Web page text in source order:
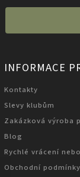
INFORMACE
Kontakty
Slevy klubům
Zakázková výroba
Blog
Rychlé vrácení
Obchodní podmínky